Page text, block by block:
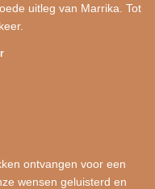
uitleg van Marrika. Tot
ontvangen voor een
wensen geluisterd en